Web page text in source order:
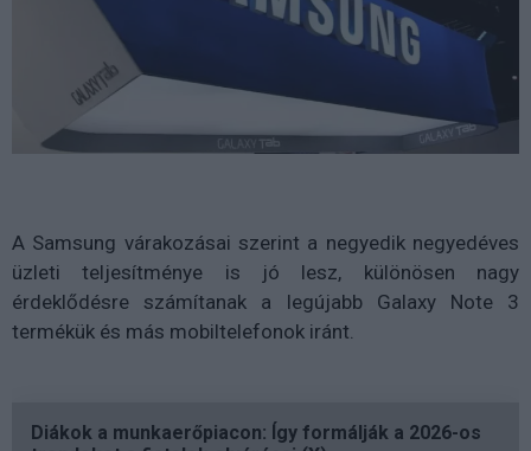
A Samsung várakozásai szerint a negyedik negyedéves
üzleti teljesítménye is jó lesz, különösen nagy
érdeklődésre számítanak a legújabb Galaxy Note 3
termékük és más mobiltelefonok iránt.
Diákok a munkaerőpiacon: Így formálják a 2026-os